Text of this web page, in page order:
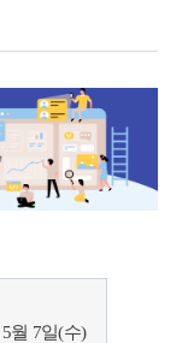
5월 7일(수)